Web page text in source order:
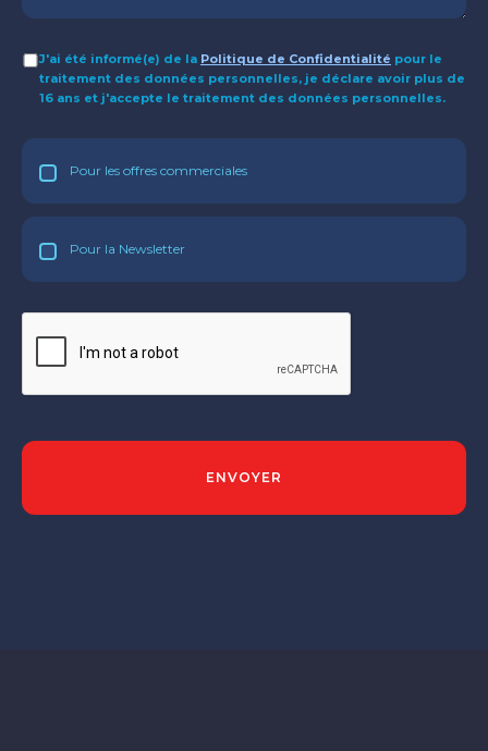
J'ai été informé(e) de la Politique de Confidentialité pour le
traitement des données personnelles, je déclare avoir plus de
16 ans et j'accepte le traitement des données personnelles.
Pour les offres commerciales
Pour la Newsletter